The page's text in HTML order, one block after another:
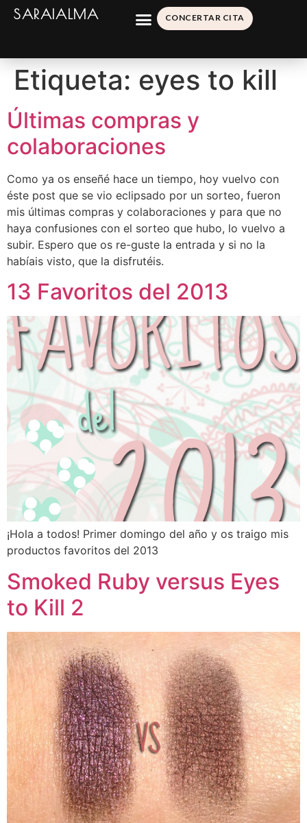
SARAIALMA CONCERTAR CITA
Etiqueta: eyes to kill
Últimas compras y
colaboraciones
Como ya os enseñé hace un tiempo, hoy vuelvo con
éste post que se vio eclipsado por un sorteo, fueron
mis últimas compras y colaboraciones y para que no
haya confusiones con el sorteo que hubo, lo vuelvo a
subir. Espero que os re-guste la entrada y si no la
habíais visto, que la disfrutéis.
13 Favoritos del 2013
¡Hola a todos! Primer domingo del año y os traigo mis
productos favoritos del 2013
Smoked Ruby versus Eyes
to Kill 2